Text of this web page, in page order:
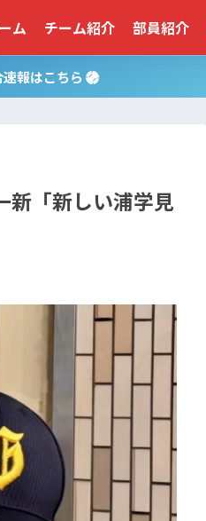
ム チーム紹介 部員紹介
報はこちら
「新しい浦学見